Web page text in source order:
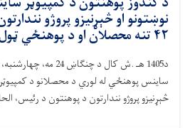
نوښتونو او څېړنیزو پروژو
۴۲ تنه محصلان او د پوهنځي ټول استادان تقدیر شول
د1405 هـ .ش کال د
ساینس پوهنځي له لوري د محصلانو د
څېړنیزو پروژو نندارتون د پوهنتون د رئیس،